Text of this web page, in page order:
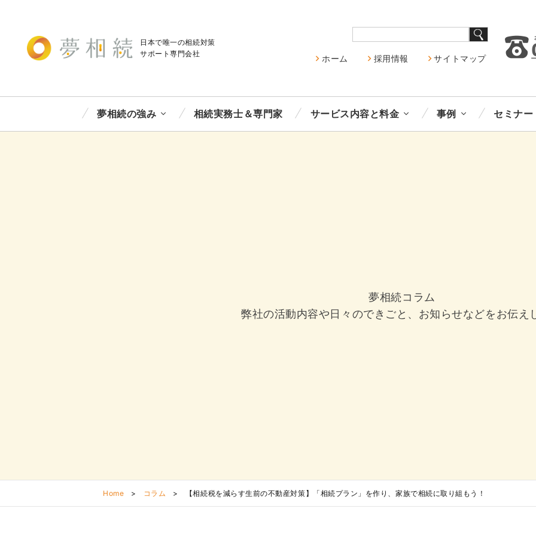
日本で唯一の相続対策
サポート専門会社 ホーム 採用情報 サイトマップ
夢相続の強み 相続実務士＆専門家 サービス内容と料金 事例 セミナー
夢相続コラム
弊社の活動内容や日々のできごと、お知らせなどをお伝え
Home > コラム > 【相続税を減らす生前の不動産対策】「相続プラン」を作り、家族で相続に取り組もう！